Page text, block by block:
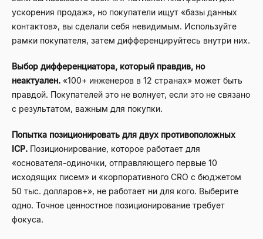
ускорения продаж», но покупатели ищут «базы данных
контактов», вы сделали себя невидимым. Используйте
рамки покупателя, затем дифференцируйтесь внутри них.
Выбор дифференциатора, который правдив, но
неактуален. «100+ инженеров в 12 странах» может быть
правдой. Покупателей это не волнует, если это не связано
с результатом, важным для покупки.
Попытка позиционировать для двух противоположных
ICP. Позиционирование, которое работает для
«основателя-одиночки, отправляющего первые 10
исходящих писем» и «корпоративного CRO с бюджетом
50 тыс. долларов+», не работает ни для кого. Выберите
одно. Точное ценностное позиционирование требует
фокуса.